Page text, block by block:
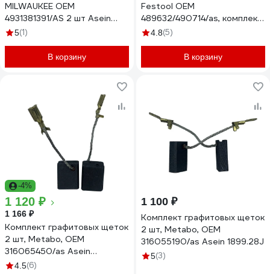
MILWAUKEE OEM
4931381391/AS 2 шт Asein
1367J
5(1)
В корзину
Festool OEM
489632/490714/as, комплект
2 шт Asein 1999.10J
4.8(5)
В корзину
-4%
1 120 ₽
1 166 ₽
Комплект графитовых щеток
2 шт, Metabo, OEM
316065450/as Asein
1899.27J
4.5(6)
1 100 ₽
Комплект графитовых щеток
2 шт, Metabo, OEM
316055190/as Asein 1899.28J
5(3)